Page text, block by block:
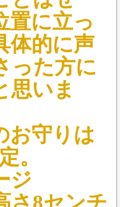
置に立っ
体的に声
った方に
思いま
お守りは
。
ジ